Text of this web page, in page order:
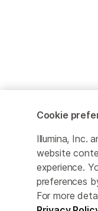
Cookie
Illumina, Inc.
website
experience.
preferences
For more